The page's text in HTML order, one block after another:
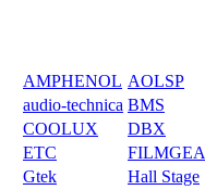
AMPHENOL AOLSP
audio-technica BMS
COOLUX
DBX
ETC
Gtek
Hall Stage